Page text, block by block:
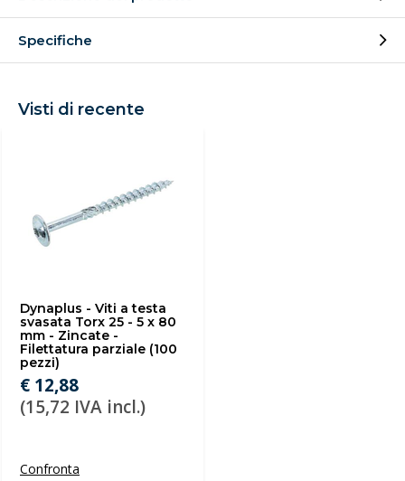
Specifiche
Visti di recente
Dynaplus - Viti a testa
svasata Torx 25 - 5 x 80
mm - Zincate -
Filettatura parziale (100
pezzi)
€ 12,88
(15,72 IVA incl.)
Confronta